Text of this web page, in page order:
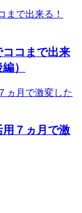
ココまで出来
）
用７ヵ月で激